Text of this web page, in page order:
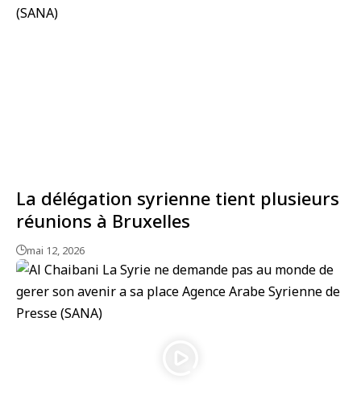
La délégation syrienne tient plusieurs
réunions à Bruxelles
mai 12, 2026